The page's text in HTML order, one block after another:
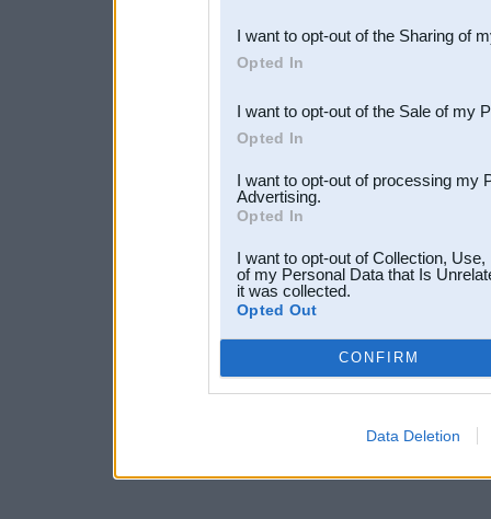
Downstream Participants
third parties.
I want to opt-out of the Sharing of
Opted In
I want to opt-out of the Sale of my
Opted In
I want to opt-out of processing my
Advertising.
Opted In
I want to opt-out of Collection,
of my Personal Data that Is
it was collected.
Opted Out
CONFIRM
Data Deletion